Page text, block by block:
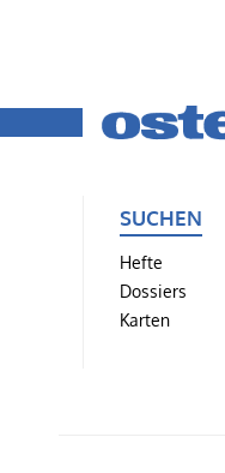
SUCHEN
Hefte
Dossiers
Karten